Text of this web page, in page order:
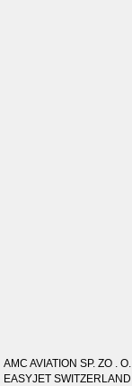
AMC AVIATION SP. ZO . O.
EASYJET SWITZERLAND